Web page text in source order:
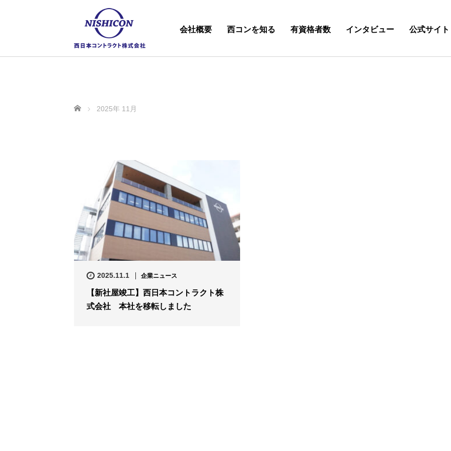
会社概要 西コンを知る 有資格者数 インタビュー 公式サイト
ホーム 2025年 11月
2025.11.1 企業ニュース
【新社屋竣工】西日本コントラクト株
式会社 本社を移転しました